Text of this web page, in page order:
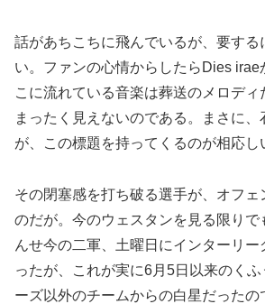
話があちこちに飛んでいるが、要する
い。ファンの心情からしたらDies irae
こに流れている音楽は葬送のメロディ
まったく見えないのである。まさに、
が、この標題を持ってくるのが相応し
その閉塞感を打ち破る選手が、オフェ
のだが。今のウェスタンを見る限りで
んせ今の二軍、土曜日にインターリ
ったが、これが実に6月5日以来のく
ーズ以外のチームからの白星だったの